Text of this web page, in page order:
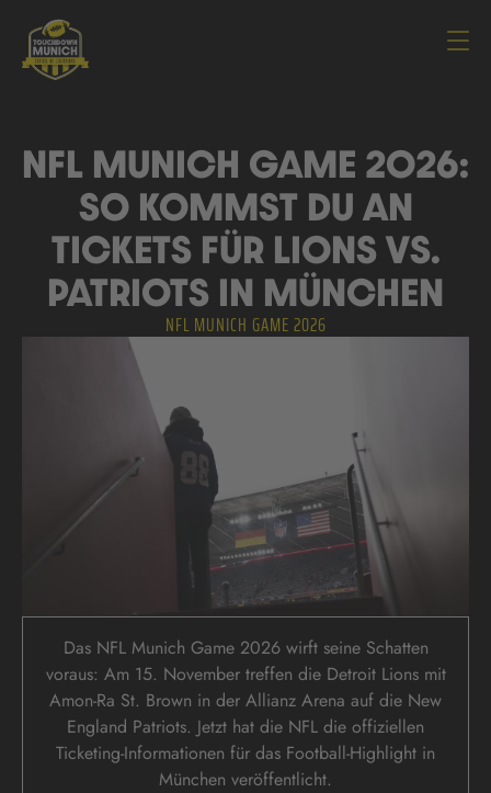
NFL MUNICH GAME 2026
NFL MUNICH GAME 2026:
SO KOMMST DU AN
TICKETS FÜR LIONS VS.
PATRIOTS IN MÜNCHEN
Das NFL Munich Game 2026 wirft seine Schatten
voraus: Am 15. November treffen die Detroit Lions mit
Amon-Ra St. Brown in der Allianz Arena auf die New
England Patriots. Jetzt hat die NFL die offiziellen
Ticketing-Informationen für das Football-Highlight in
München veröffentlicht.